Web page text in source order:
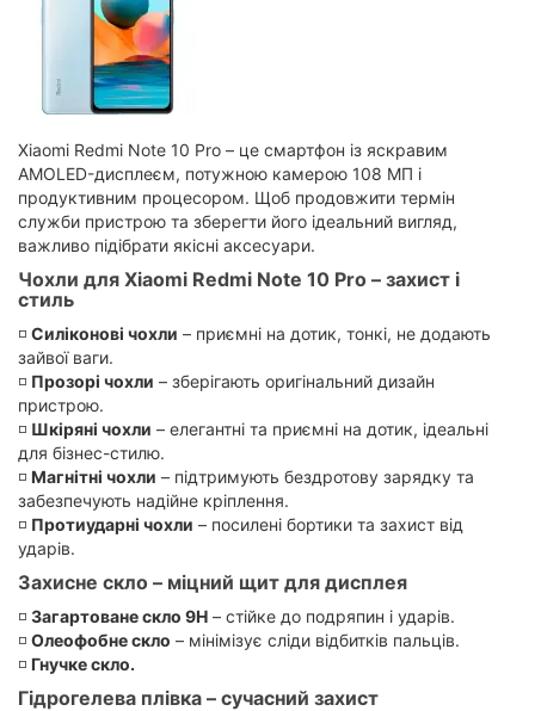
Xiaomi Redmi Note 10 Pro – це смартфон із яскравим
AMOLED-дисплеєм, потужною камерою 108 МП і
продуктивним процесором. Щоб продовжити термін
служби пристрою та зберегти його ідеальний вигляд,
важливо підібрати якісні аксесуари.
Чохли для Xiaomi Redmi Note 10 Pro – захист і
стиль
◽ Силіконові чохли – приємні на дотик, тонкі, не додають
зайвої ваги.
◽ Прозорі чохли – зберігають оригінальний дизайн
пристрою.
◽ Шкіряні чохли – елегантні та приємні на дотик, ідеальні
для бізнес-стилю.
◽ Магнітні чохли – підтримують бездротову зарядку та
забезпечують надійне кріплення.
◽ Протиударні чохли – посилені бортики та захист від
ударів.
Захисне скло – міцний щит для дисплея
◽ Загартоване скло 9H – стійке до подряпин і ударів.
◽ Олеофобне скло – мінімізує сліди відбитків пальців.
◽ Гнучке скло.
Гідрогелева плівка – сучасний захист